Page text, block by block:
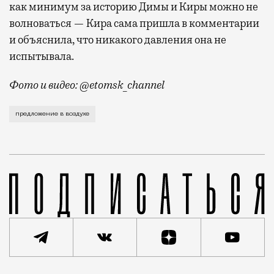
как минимум за историю Димы и Киры можно не
волноваться — Кира сама пришла в комментарии
и объяснила, что никакого давления она не
испытывала.
Фото и видео: @etomsk_channel
Небесный романтик подговорил экипаж, чтобы
предложение в воздухе